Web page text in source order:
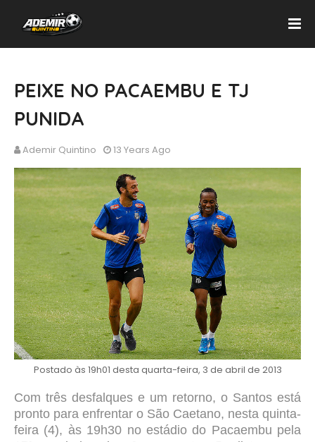
PEIXE NO PACAEMBU E TJ
PUNIDA
Ademir Quintino 13 Years Ago
Postado às 19h01 desta quarta-feira, 3 de abril de 2013
Com três desfalques e um retorno, o Santos está
pronto para enfrentar o São Caetano, nesta quinta-
feira (4), às 19h30 no estádio do Pacaembu pela